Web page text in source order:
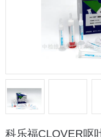
科乐福CLOVER呕